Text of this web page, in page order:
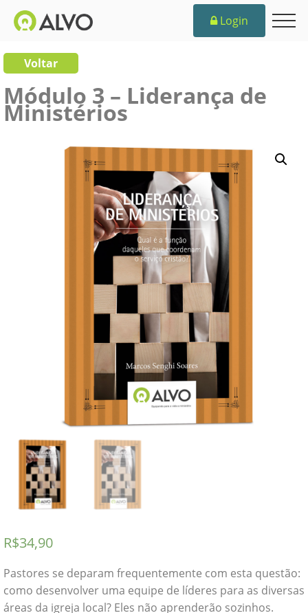
Login
Voltar
Módulo 3 – Liderança de
Ministérios
R$34,90
Pastores se deparam frequentemente com esta questão:
como desenvolver uma equipe de líderes para as diversas
áreas da igreja local? Eles não aprenderão sozinhos.